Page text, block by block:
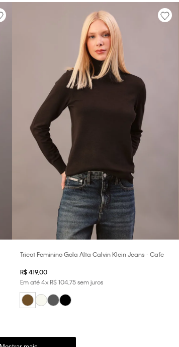
Tricot Feminino Gola Alta Calvin Klein Jeans - Cafe
R$419,00
Em até4xR$104,75sem juros